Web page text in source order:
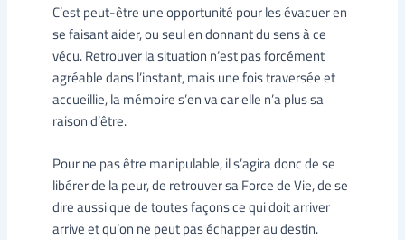
C’est peut-être une opportunité pour les évacuer en
se faisant aider, ou seul en donnant du sens à ce
vécu. Retrouver la situation n’est pas forcément
agréable dans l’instant, mais une fois traversée et
accueillie, la mémoire s’en va car elle n’a plus sa
raison d’être.
Pour ne pas être manipulable, il s’agira donc de se
libérer de la peur, de retrouver sa Force de Vie, de se
dire aussi que de toutes façons ce qui doit arriver
arrive et qu’on ne peut pas échapper au destin.